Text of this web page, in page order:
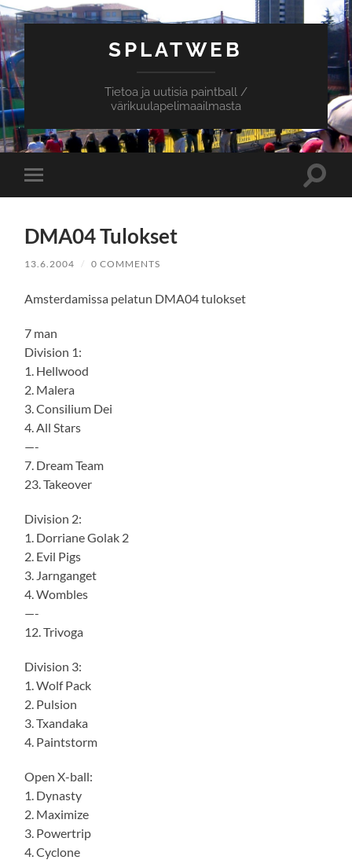
SPLATWEB
Tietoa ja uutisia paintball /
värikuulapelimaailmasta
Toggle
mobile
Toggle
DMA04 Tulokset
13.6.2004 / 0 COMMENTS
Amsterdamissa pelatun DMA04 tulokset
7 man
Division 1:
1. Hellwood
2. Malera
3. Consilium Dei
4. All Stars
—-
7. Dream Team
23. Takeover
Division 2:
1. Dorriane Golak 2
2. Evil Pigs
3. Jarnganget
4. Wombles
—-
12. Trivoga
Division 3:
1. Wolf Pack
2. Pulsion
3. Txandaka
4. Paintstorm
Open X-ball:
1. Dynasty
2. Maximize
3. Powertrip
4. Cyclone